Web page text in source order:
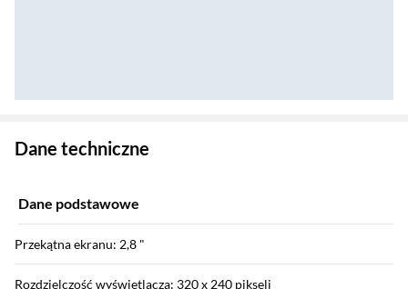
Dane techniczne
Dane podstawowe
Przekątna ekranu: 2,8 "
Rozdzielczość wyświetlacza: 320 x 240 pikseli